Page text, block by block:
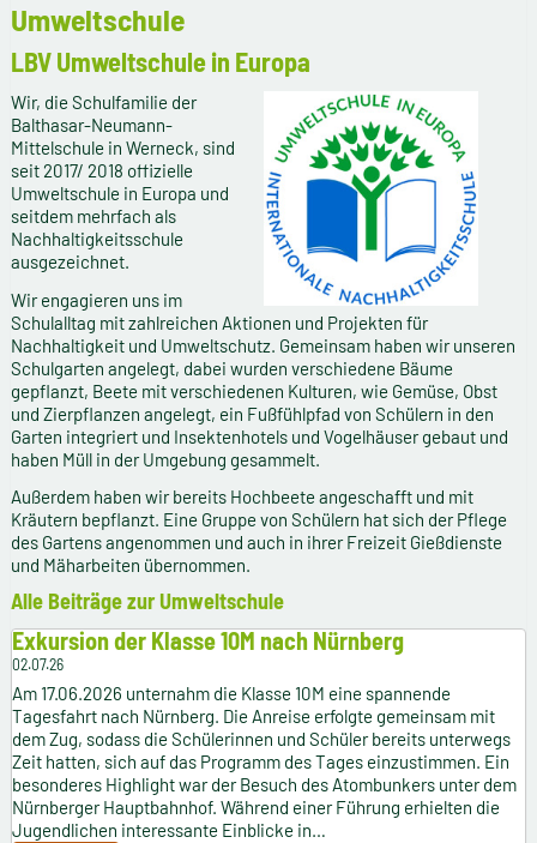
Umweltschule
LBV Umweltschule in Europa
Wir, die Schulfamilie der
Balthasar-Neumann-
Mittelschule in Werneck, sind
seit 2017/ 2018 offizielle
Umweltschule in Europa und
seitdem mehrfach als
Nachhaltigkeitsschule
ausgezeichnet.
Wir engagieren uns im
Schulalltag mit zahlreichen Aktionen und Projekten für
Nachhaltigkeit und Umweltschutz. Gemeinsam haben wir unseren
Schulgarten angelegt, dabei wurden verschiedene Bäume
gepflanzt, Beete mit verschiedenen Kulturen, wie Gemüse, Obst
und Zierpflanzen angelegt, ein Fußfühlpfad von Schülern in den
Garten integriert und Insektenhotels und Vogelhäuser gebaut und
haben Müll in der Umgebung gesammelt.
Außerdem haben wir bereits Hochbeete angeschafft und mit
Kräutern bepflanzt. Eine Gruppe von Schülern hat sich der Pflege
des Gartens angenommen und auch in ihrer Freizeit Gießdienste
und Mäharbeiten übernommen.
Alle Beiträge zur Umweltschule
Exkursion der Klasse 10M nach Nürnberg
02.07.26
Am 17.06.2026 unternahm die Klasse 10M eine spannende
Tagesfahrt nach Nürnberg. Die Anreise erfolgte gemeinsam mit
dem Zug, sodass die Schülerinnen und Schüler bereits unterwegs
Zeit hatten, sich auf das Programm des Tages einzustimmen. Ein
besonderes Highlight war der Besuch des Atombunkers unter dem
Nürnberger Hauptbahnhof. Während einer Führung erhielten die
Jugendlichen interessante Einblicke in…